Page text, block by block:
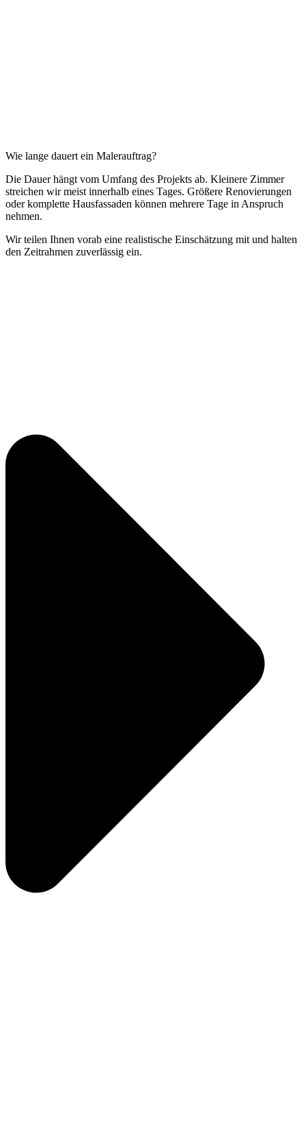
Wie lange dauert ein Malerauftrag?
Die Dauer hängt vom Umfang des Projekts ab. Kleinere Zimmer
streichen wir meist innerhalb eines Tages. Größere Renovierungen
oder komplette Hausfassaden können mehrere Tage in Anspruch
nehmen.
Wir teilen Ihnen vorab eine realistische Einschätzung mit und halten
den Zeitrahmen zuverlässig ein.